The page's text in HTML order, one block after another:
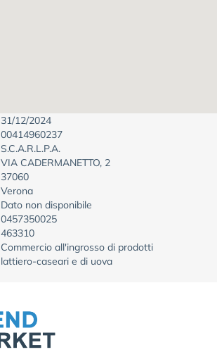
31/12/2024
00414960237
S.C.A.R.L.P.A.
VIA CADERMANETTO, 2
37060
Verona
Dato non disponibile
0457350025
463310
Commercio all'ingrosso di prodotti
lattiero-caseari e di uova